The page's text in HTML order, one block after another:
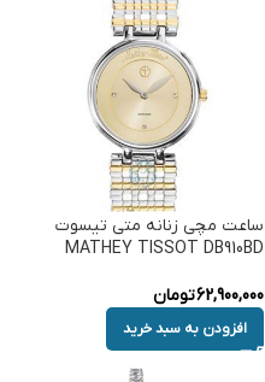
ساعت مچی زنانه متی تیسوت
MATHEY TISSOT DB910BD
62,900,000تومان
افزودن به سبد خرید